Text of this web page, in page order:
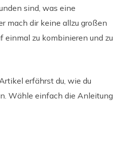
sind, was eine
mach dir keine allzu großen
einmal zu kombinieren und zu
erfährst du, wie du
Wähle einfach die Anleitung